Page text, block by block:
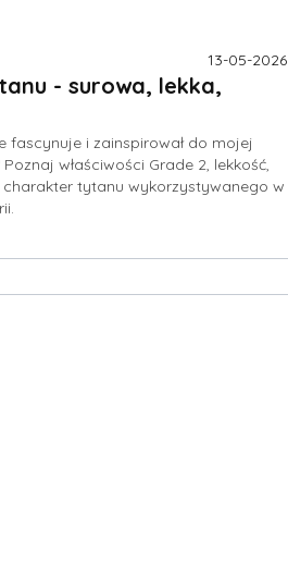
13-05-2026
- surowa, lekka,
fascynuje i zainspirował do mojej
właściwości Grade 2, lekkość,
charakter tytanu wykorzystywanego w